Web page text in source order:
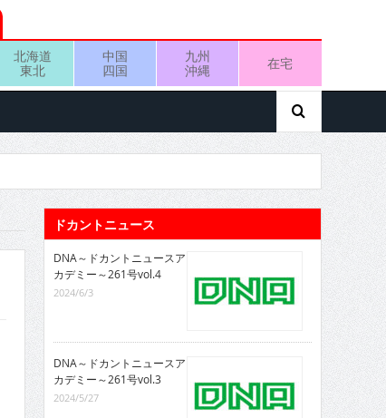
北海道
東北
中国
四国
九州
沖縄
在宅
ドカントニュース
DNA～ドカントニュースア
カデミー～261号vol.4
2024/6/3
DNA～ドカントニュースア
カデミー～261号vol.3
2024/5/27